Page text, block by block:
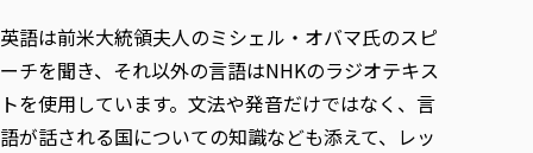
宿舎の紹介
学生生活サポート
学生自主活動支援
社会人学生の育児支援（一時預かり）
英語は前米大統領夫人のミシェル・オバマ氏のスピ
ーチを聞き、それ以外の言語はNHKのラジオテキス
トを使用しています。文法や発音だけではなく、言
語が話される国についての知識なども添えて、レッ